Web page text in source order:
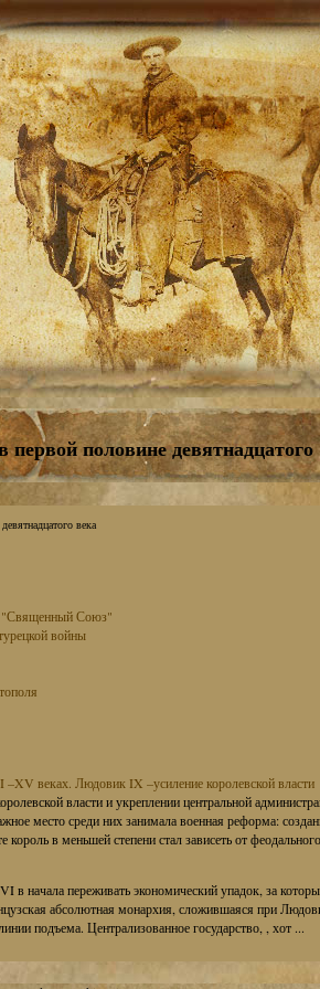
половине девятнадцатого
века
"Священный Союз"
войны
–XV веках. Людовик IX –усиление королевской власти
власти и укреплении центральной
место среди них занимала военная реформа:
в меньшей степени стал зависеть от
начала переживать экономический упадок, за
абсолютная монархия, сложившаяся при
подъема. Централизованное государство, , хот ...